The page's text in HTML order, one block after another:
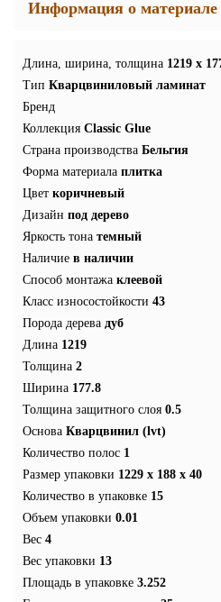
Информация о материале
Длина, ширина, толщина 1219 x
Тип Кварцвиниловый ламинат
Бренд
Коллекция Classic Glue
Страна производства Бельгия
Форма материала плитка
Цвет коричневый
Дизайн под дерево
Яркость тона темный
Наличие в наличии
Способ монтажа клеевой
Класс износостойкости 43
Порода дерева дуб
Длина 1219
Толщина 2
Ширина 177.8
Толщина защитного слоя 0.5
Основа Кварцвинил (lvt)
Количество полос 1
Размер упаковки 1229 х 188 x 40
Количество в упаковке 15
Объем упаковки 0.01
Вес 4
Вес упаковки 13
Площадь в упаковке 3.252